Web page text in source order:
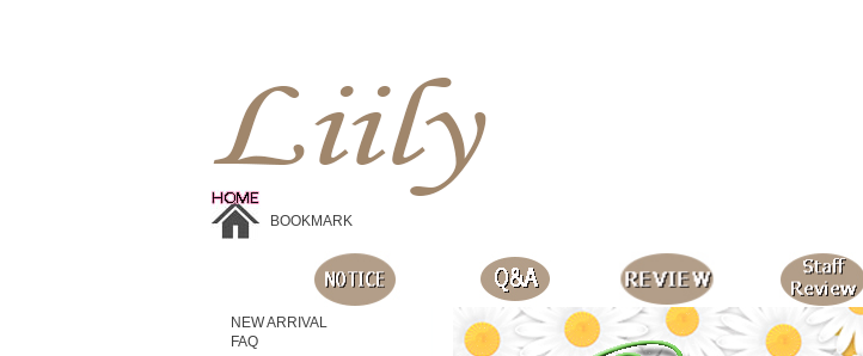
BOOKMARK
NEW ARRIVAL
FAQ